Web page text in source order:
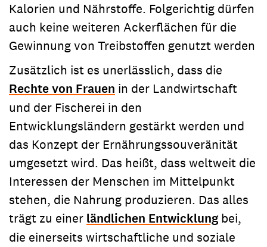
Kalorien und Nährstoffe. Folgerichtig dürfen
auch keine weiteren Ackerflächen für die
Gewinnung von Treibstoffen genutzt werden
Zusätzlich ist es unerlässlich, dass die
Rechte von Frauen in der Landwirtschaft
und der Fischerei in den
Entwicklungsländern gestärkt werden und
das Konzept der Ernährungssouveränität
umgesetzt wird. Das heißt, dass weltweit die
Interessen der Menschen im Mittelpunkt
stehen, die Nahrung produzieren. Das alles
trägt zu einer ländlichen Entwicklung bei,
die einerseits wirtschaftliche und soziale